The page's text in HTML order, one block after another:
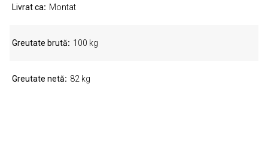
Livrat ca Montat
Greutate brută 100 kg
Greutate netă 82 kg